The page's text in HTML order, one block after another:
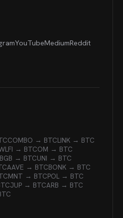
YouTubeMediumReddit
COMBO → BTCLINK → BTC
→ BTCOM → BTC
BGB → BTCUNI → BTC
AAVE → BTCBONK → BTC
MNT → BTCPOL → BTC
JUP → BTCARB → BTC